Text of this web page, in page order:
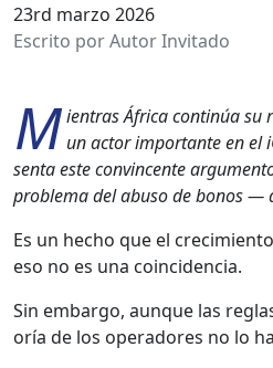
23rd marzo 2026
Escrito por Autor Invitado
Mien­tras África con­tinúa su
un actor impor­tante en el
sen­ta este con­vin­cente
prob­le­ma del abu­so de bonos —
Es un hecho que el
eso no es una coin­ci­den­cia.
Sin embar­go, aunque las
oría de los oper­adores no lo